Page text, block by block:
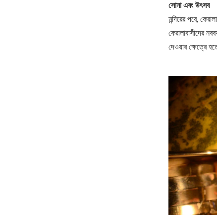
সোনা এবং উৎসব
মন্দিরের পরে,
কেরালাবাসীদের
দেওয়ার ক্ষেত্রে